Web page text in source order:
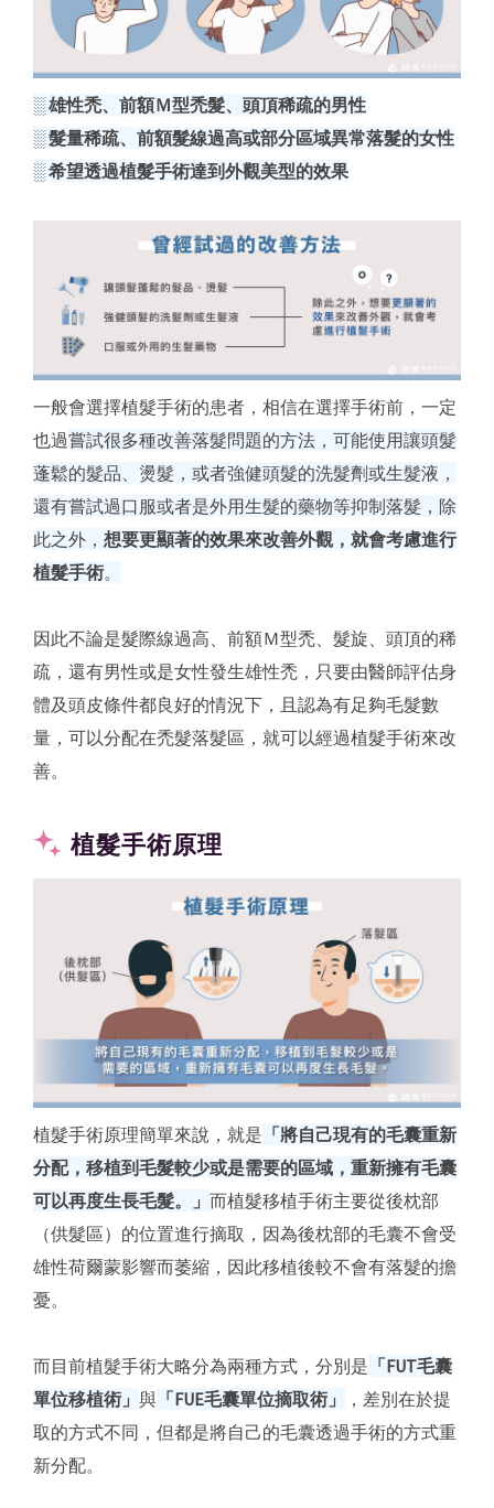
░ 雄性禿、前額Ｍ型禿髮、頭頂稀疏的男性
░ 髮量稀疏、前額髮線過高或部分區域異常落髮的女性
░ 希望透過植髮手術達到外觀美型的效果
一般會選擇植髮手術的患者，相信在選擇手術前，一定
也過嘗試很多種改善落髮問題的方法，可能使用讓頭髮
蓬鬆的髮品、燙髮，或者強健頭髮的洗髮劑或生髮液，
還有嘗試過口服或者是外用生髮的藥物等抑制落髮，除
此之外，想要更顯著的效果來改善外觀，就會考慮進行
植髮手術。
因此不論是髮際線過高、前額Ｍ型禿、髮旋、頭頂的稀
疏，還有男性或是女性發生雄性禿，只要由醫師評估身
體及頭皮條件都良好的情況下，且認為有足夠毛髮數
量，可以分配在禿髮落髮區，就可以經過植髮手術來改
善。
植髮手術原理
植髮手術原理簡單來說，就是 「將自己現有的毛囊重新
分配，移植到毛髮較少或是需要的區域，重新擁有毛囊
可以再度生長毛髮。」而植髮移植手術主要從後枕部
（供髮區）的位置進行摘取，因為後枕部的毛囊不會受
雄性荷爾蒙影響而萎縮，因此移植後較不會有落髮的擔
憂。
而目前植髮手術大略分為兩種方式，分別是 「FUT毛囊
單位移植術」與 「FUE毛囊單位摘取術 」
，差別在於提
取的方式不同，但都是將自己的毛囊透過手術的方式重
新分配。